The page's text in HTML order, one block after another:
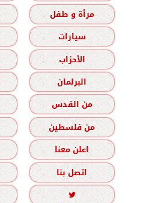
مرأة و طفل
سيارات
الأحزاب
البرلمان
من القدس
من فلسطين
اعلن معنا
اتصل بنا
